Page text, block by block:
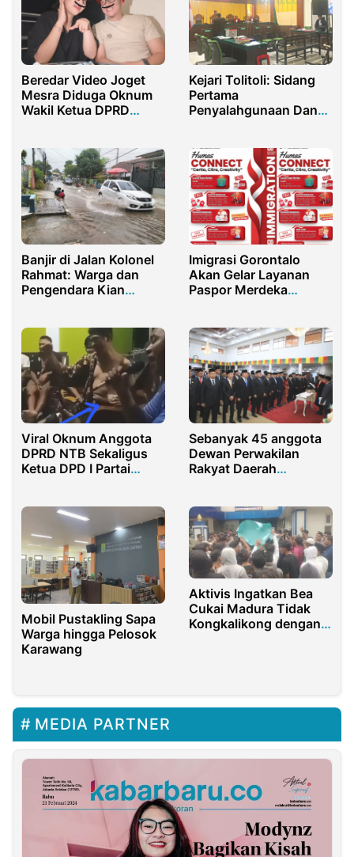
Beredar Video Joget
Mesra Diduga Oknum
Wakil Ketua DPRD
Kejari Tolitoli: Sidang
Pertama
Penyalahgunaan Dana
Banjir di Jalan Kolonel
Rahmat: Warga dan
Pengendara Kian
Imigrasi Gorontalo
Akan Gelar Layanan
Paspor Merdeka
Viral Oknum Anggota
DPRD NTB Sekaligus
Ketua DPD I Partai
Sebanyak 45 anggota
Dewan Perwakilan
Rakyat Daerah
Resmi Dilantik
Mobil Pustakling Sapa
Warga hingga Pelosok
Karawang
Aktivis Ingatkan Bea
Cukai Madura Tidak
Kongkalikong dengan
MEDIA PARTNER